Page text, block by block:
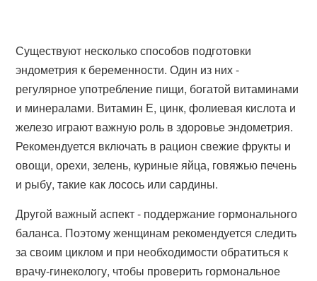
Существуют несколько способов подготовки
эндометрия к беременности. Один из них -
регулярное употребление пищи, богатой витаминами
и минералами. Витамин Е, цинк, фолиевая кислота и
железо играют важную роль в здоровье эндометрия.
Рекомендуется включать в рацион свежие фрукты и
овощи, орехи, зелень, куриные яйца, говяжью печень
и рыбу, такие как лосось или сардины.
Другой важный аспект - поддержание гормонального
баланса. Поэтому женщинам рекомендуется следить
за своим циклом и при необходимости обратиться к
врачу-гинекологу, чтобы проверить гормональное